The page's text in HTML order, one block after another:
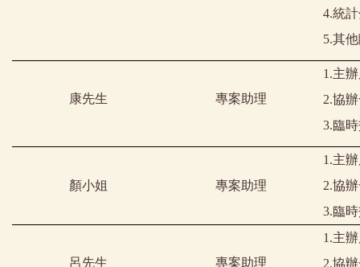
4.統
5.其
康先生 專案助理
1.主
2.協
3.臨
顏小姐 專案助理
1.主
2.協
3.臨
呂先生 專案助理
1.主
2.協